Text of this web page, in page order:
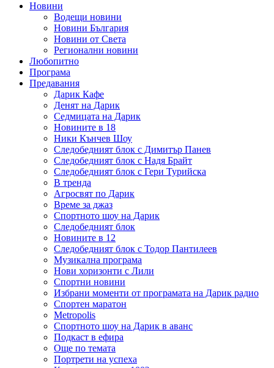
Новини
Водещи новини
Новини България
Новини от Света
Регионални новини
Любопитно
Програма
Предавания
Дарик Кафе
Денят на Дарик
Седмицата на Дарик
Новините в 18
Ники Кънчев Шоу
Следобедният блок с Димитър Панев
Следобедният блок с Надя Брайт
Следобедният блок с Гери Турийска
В тренда
Агросвят по Дарик
Време за джаз
Спортното шоу на Дарик
Следобедният блок
Новините в 12
Следобедният блок с Тодор Пантилеев
Музикална програма
Нови хоризонти с Лили
Спортни новини
Избрани моменти от програмата на Дарик радио
Спортен маратон
Metropolis
Спортното шоу на Дарик в аванс
Подкаст в ефира
Още по темата
Портрети на успеха